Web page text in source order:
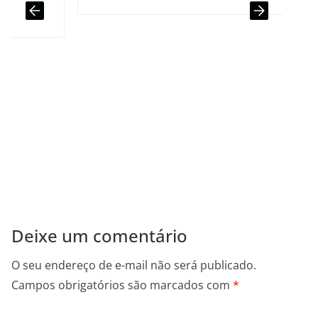
Deixe um comentário
O seu endereço de e-mail não será publicado.
Campos obrigatórios são marcados com *